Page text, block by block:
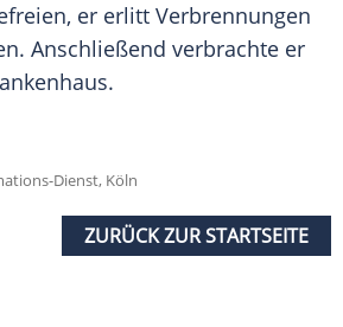
er erlitt Verbrennungen
Anschließend verbrachte er
Dienst, Köln
ZURÜCK ZUR STARTSEITE